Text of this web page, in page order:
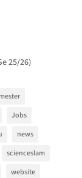
25/26)
Jobs
news
scienceslam
website